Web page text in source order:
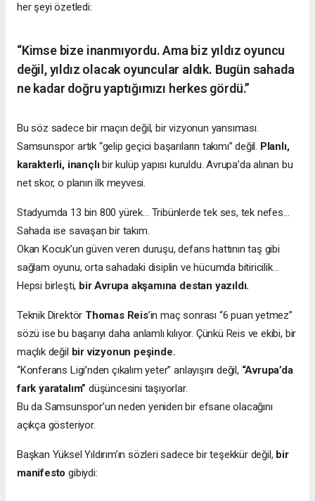
her şeyi özetledi:
“Kimse bize inanmıyordu. Ama biz yıldız oyuncu
değil, yıldız olacak oyuncular aldık. Bugün sahada
ne kadar doğru yaptığımızı herkes gördü.”
Bu söz sadece bir maçın değil, bir vizyonun yansıması.
Samsunspor artık “gelip geçici başarıların takımı” değil. Planlı,
karakterli, inançlıbir kulüp yapısı kuruldu. Avrupa’da alınan bu
net skor, o planın ilk meyvesi.
Stadyumda 13 bin 800 yürek… Tribünlerde tek ses, tek nefes…
Sahada ise savaşan bir takım.
Okan Kocuk’un güven veren duruşu, defans hattının taş gibi
sağlam oyunu, orta sahadaki disiplin ve hücumda bitiricilik…
Hepsi birleşti, bir Avrupa akşamına destan yazıldı.
Teknik Direktör Thomas Reis’in maç sonrası “6 puan yetmez”
sözü ise bu başarıyı daha anlamlı kılıyor. Çünkü Reis ve ekibi, bir
maçlık değil bir vizyonun peşinde.
“Konferans Ligi’nden çıkalım yeter” anlayışını değil, “Avrupa’da
fark yaratalım” düşüncesini taşıyorlar.
Bu da Samsunspor’un neden yeniden bir efsane olacağını
açıkça gösteriyor.
Başkan Yüksel Yıldırım’ın sözleri sadece bir teşekkür değil, bir
manifesto gibiydi: